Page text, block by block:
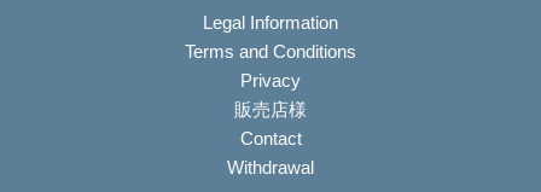
Legal Information
Terms and Conditions
Privacy
販売店様
Contact
Withdrawal